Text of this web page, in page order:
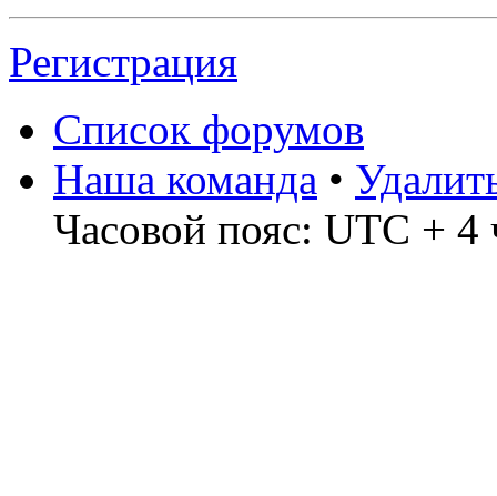
Регистрация
Список форумов
Наша команда •
Часовой пояс: UTC + 4